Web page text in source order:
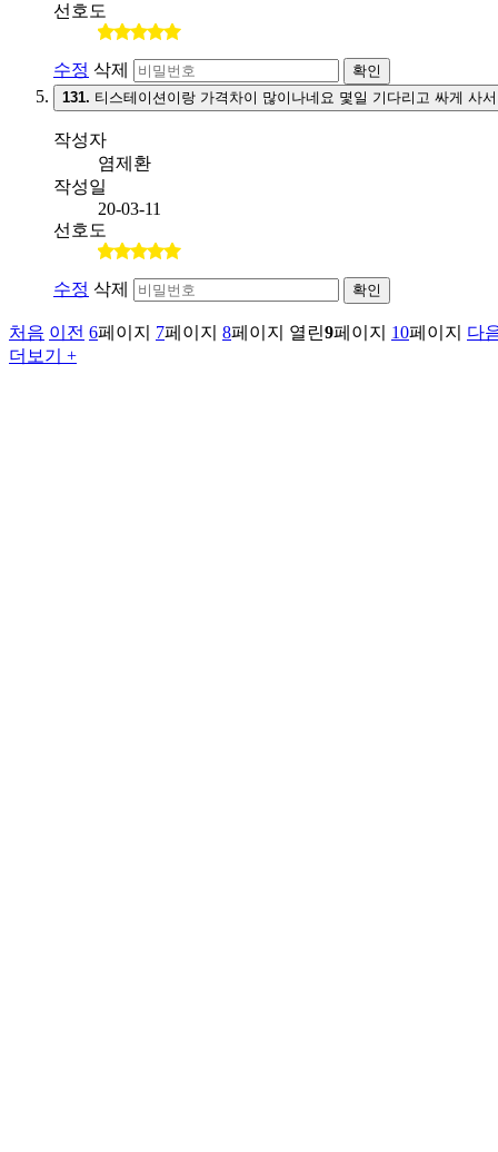
선호도
수정 삭제
확인
131. 티스테이션이랑 가격차이 많이나네요 몇일 기다리고 싸게 사
작성자
염제환
작성일
20-03-11
선호도
수정 삭제 확인
처음 이전 6페이지 7페이지 8페이지 열린9페이지 10페이지
다
더보기 +